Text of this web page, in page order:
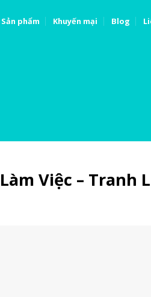
Sản phẩm Khuyến mại Blog
Việc – Tranh